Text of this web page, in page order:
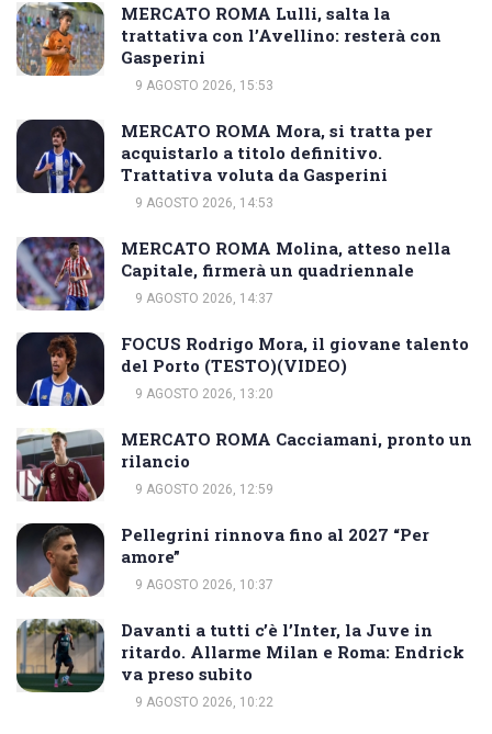
MERCATO ROMA Lulli, salta la
trattativa con l’Avellino: resterà con
Gasperini
9 AGOSTO 2026, 15:53
MERCATO ROMA Mora, si tratta per
acquistarlo a titolo definitivo.
Trattativa voluta da Gasperini
9 AGOSTO 2026, 14:53
MERCATO ROMA Molina, atteso nella
Capitale, firmerà un quadriennale
9 AGOSTO 2026, 14:37
FOCUS Rodrigo Mora, il giovane talento
del Porto (TESTO)(VIDEO)
9 AGOSTO 2026, 13:20
MERCATO ROMA Cacciamani, pronto un
rilancio
9 AGOSTO 2026, 12:59
Pellegrini rinnova fino al 2027 “Per
amore”
9 AGOSTO 2026, 10:37
Davanti a tutti c’è l’Inter, la Juve in
ritardo. Allarme Milan e Roma: Endrick
va preso subito
9 AGOSTO 2026, 10:22